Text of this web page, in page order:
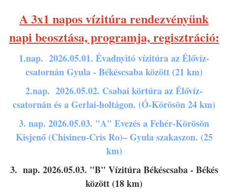
A 3x1 napos vízitúra rendezvényünk
napi beosztása, programja, regisztráció:
1.nap. 2026.05.01. Évadnyitó vízitúra az Élővíz-
csatornán Gyula - Békéscsaba között (21 km)
2.nap. 2026.05.02. Csabai körtúra az Élővíz-
csatornán és a Gerlai-holtágon. (Ó-Körösön 24 km)
3. nap. 2026.05.03. "A" Evezés a Fehér-Körösön
Kisjenő (Chisineu-Cris Ro)– Gyula szakaszon. (25
km)
3. nap. 2026.05.03. "B" Vízitúra Békéscsaba - Békés
között (18 km)